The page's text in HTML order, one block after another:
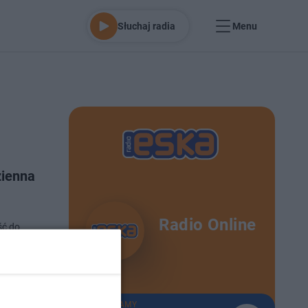
Słuchaj radia Menu
do
Radio Online
TERAZ GRAMY